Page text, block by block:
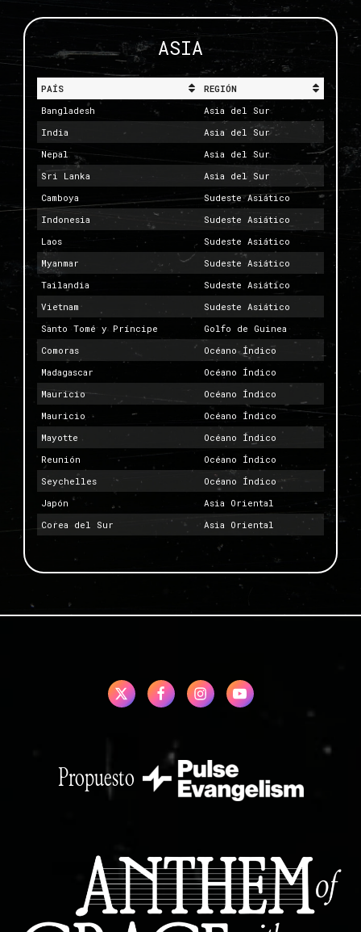
ASIA
PAÍS
REGIÓN
Bangladesh
Asia del Sur
India
Asia del Sur
Nepal
Asia del Sur
Sri Lanka
Asia del Sur
Camboya
Sudeste Asiático
Indonesia
Sudeste Asiático
Laos
Sudeste Asiático
Myanmar
Sudeste Asiático
Tailandia
Sudeste Asiático
Vietnam
Sudeste Asiático
Santo Tomé y Príncipe
Golfo de Guinea
Comoras
Océano Índico
Madagascar
Océano Índico
Mauricio
Océano Índico
Mauricio
Océano Índico
Mayotte
Océano Índico
Reunión
Océano Índico
Seychelles
Océano Índico
Japón
Asia Oriental
Corea del Sur
Asia Oriental
Propuesto